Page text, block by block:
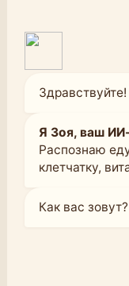
Я Зоя, ваш
Распознаю
клетчатку,
Как вас зовут?